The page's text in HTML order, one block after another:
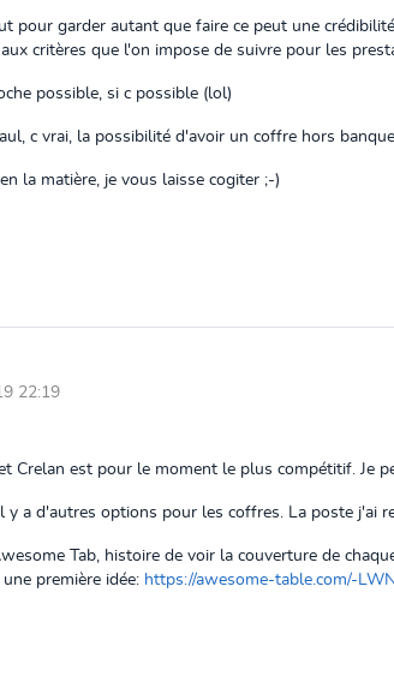
pour garder autant que faire ce peut une
critères que l'on impose de suivre pour les
possible, si c possible (lol)
c vrai, la possibilité d'avoir un coffre hors
la matière, je vous laisse cogiter ;-)
22:19
Crelan est pour le moment le plus compétitif. Je
y a d'autres options pour les coffres. La poste j'ai
Tab, histoire de voir la couverture de
première idée: https://awesome-table.com/-